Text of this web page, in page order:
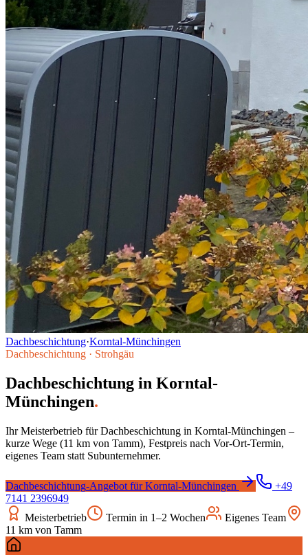
Dachbeschichtung·Korntal-Münchingen
Dachbeschichtung · Strohgäu
Dachbeschichtung in Korntal-
Münchingen.
Ihr Meisterbetrieb fürDachbeschichtung in Korntal-Münchingen –
kurze Wege (11 km von Tamm), Festpreis nach Vor-Ort-Termin,
eigenes Team statt Subunternehmer.
Dachbeschichtung-Angebot fürKorntal-Münchingen
+49
7141 2396949
Meisterbetrieb
Termin in 1–2 Wochen
Eigenes Team
11 km von Tamm